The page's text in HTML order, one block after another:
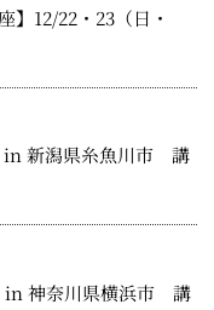
】12/22・23（日・
in 新潟県糸魚川市 講
in 神奈川県横浜市 講